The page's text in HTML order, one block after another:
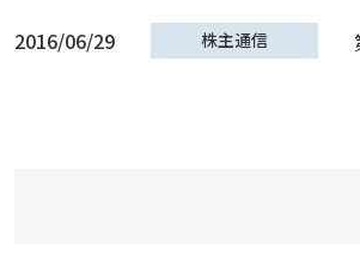
2016/06/29 株主通信